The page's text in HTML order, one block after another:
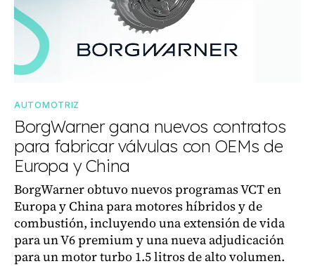
AUTOMOTRIZ
BorgWarner gana nuevos contratos
para fabricar válvulas con OEMs de
Europa y China
BorgWarner obtuvo nuevos programas VCT en
Europa y China para motores híbridos y de
combustión, incluyendo una extensión de vida
para un V6 premium y una nueva adjudicación
para un motor turbo 1.5 litros de alto volumen.